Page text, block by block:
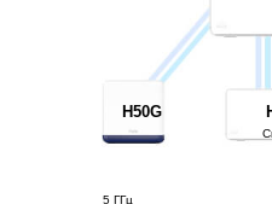
H50G
5 ГГц